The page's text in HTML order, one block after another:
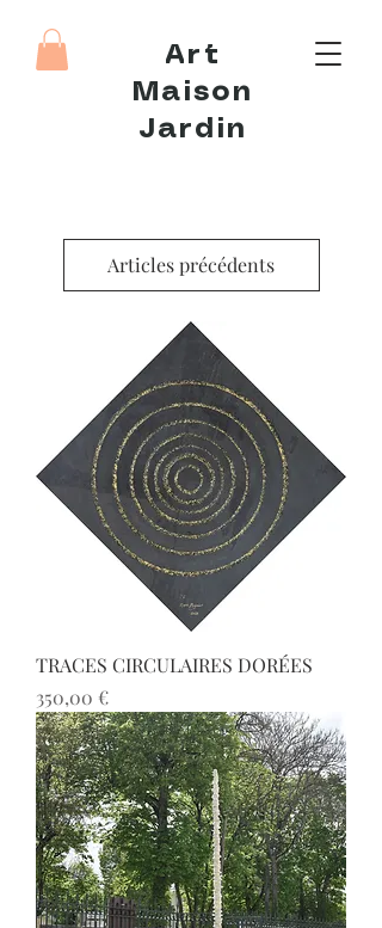
Art
Maison
Jardin
Articles précédents
TRACES CIRCULAIRES DORÉES
Prix
350,00 €